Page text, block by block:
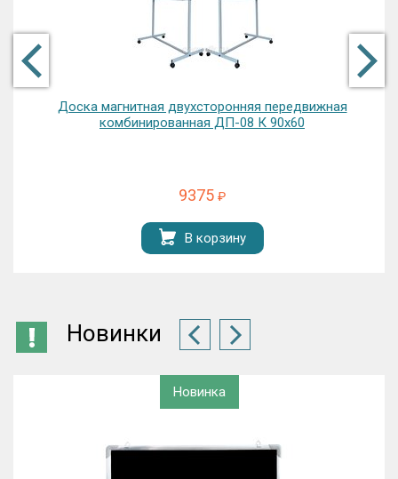
Доска магнитная двухсторонняя передвижная
комбинированная ДП-08 К 90х60
9375 ₽
В корзину
Новинки
Новинка